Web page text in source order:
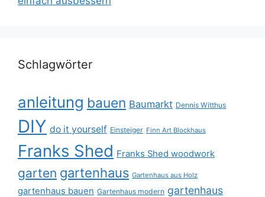
Schlagwörter
anleitung bauen Baumarkt Dennis Witthus
DIY do it yourself Einsteiger Finn Art Blockhaus
Franks Shed Franks Shed woodwork
garten gartenhaus Gartenhaus aus Holz
gartenhaus bauen Gartenhaus modern gartenhaus